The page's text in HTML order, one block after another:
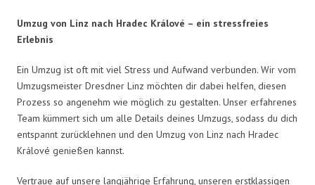
Umzug von Linz nach Hradec Králové – ein stressfreies
Erlebnis
Ein Umzug ist oft mit viel Stress und Aufwand verbunden. Wir vom
Umzugsmeister Dresdner Linz möchten dir dabei helfen, diesen
Prozess so angenehm wie möglich zu gestalten. Unser erfahrenes
Team kümmert sich um alle Details deines Umzugs, sodass du dich
entspannt zurücklehnen und den Umzug von Linz nach Hradec
Králové genießen kannst.
Vertraue auf unsere langjährige Erfahrung, unseren erstklassigen